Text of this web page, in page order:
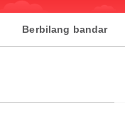
Berbilang bandar